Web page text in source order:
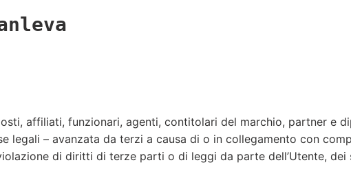
affiliati, funzionari, agenti, contitolari del marchio, partner e
legali – avanzata da terzi a causa di o in collegamento con
di diritti di terze parti o di leggi da parte dell’Utente,